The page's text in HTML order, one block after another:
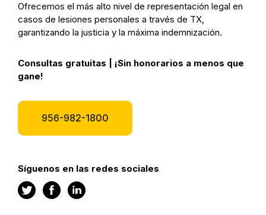
Ofrecemos el más alto nivel de representación legal en
casos de lesiones personales a través de TX,
garantizando la justicia y la máxima indemnización.
Consultas gratuitas | ¡Sin honorarios a menos que
gane!
956-982-1800
Síguenos en las redes sociales